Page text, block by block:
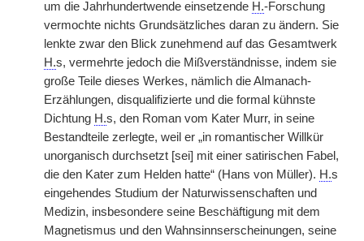
um die Jahrhundertwende einsetzende H.-Forschung
vermochte nichts Grundsätzliches daran zu ändern. Sie
lenkte zwar den Blick zunehmend auf das Gesamtwerk
H.s, vermehrte jedoch die Mißverständnisse, indem sie
große Teile dieses Werkes, nämlich die Almanach-
Erzählungen, disqualifizierte und die formal kühnste
Dichtung H.s, den Roman vom Kater Murr, in seine
Bestandteile zerlegte, weil er „in romantischer Willkür
unorganisch durchsetzt [sei] mit einer satirischen Fabel,
die den Kater zum Helden hatte“ (Hans von Müller). H.s
eingehendes Studium der Naturwissenschaften und
Medizin, insbesondere seine Beschäftigung mit dem
Magnetismus und den Wahnsinnserscheinungen, seine